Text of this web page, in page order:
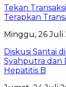
Tekan
Terapkan
Minggu, 26 Juli
Diskusi Santai
Syahputra dan
Hepatitis B